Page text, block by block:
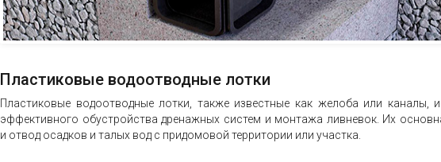
Пластиковые водоотводные лотки
Пластиковые водоотводные лотки, также известные как желоба или каналы,
эффективного обустройства дренажных систем и монтажа ливневок. Их
и отвод осадков и талых вод с придомовой территории или участка.